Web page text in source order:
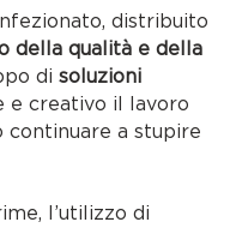
distribuito
della qualità e della
disoluzioni
e creativo il lavoro
continuare a stupire
l’utilizzo di